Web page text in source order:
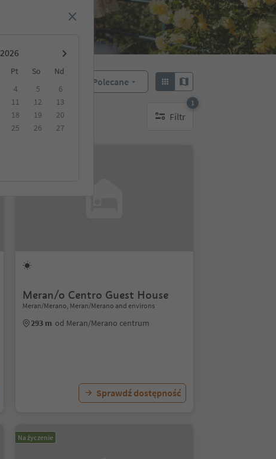
Pt So
Nd
4 5
6
11 12
13
18 19
20
25 26
27
Polecane
Filtr
1
1 aktywny filtr
Meran/o Centro Guest House
Meran/Merano, Meran/Merano and environs
293 m od Meran/Merano centrum
Sprawdź dostępność
Na życzenie